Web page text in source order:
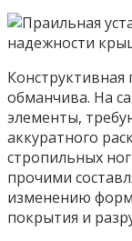
Конструктивная
обманчива. На
элементы,
аккуратного
стропильных
прочими
изменению
покрытия и